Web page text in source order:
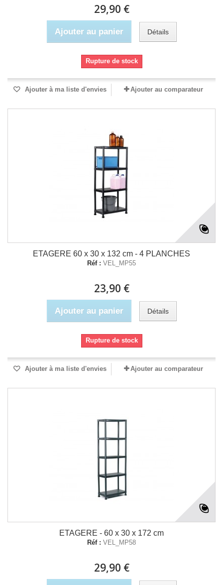
29,90 €
Ajouter au panier Détails
Rupture de stock
Ajouter à ma liste d'envies Ajouter au comparateur
ETAGERE 60 x 30 x 132 cm - 4 PLANCHES
Réf : VEL_MP55
23,90 €
Ajouter au panier Détails
Rupture de stock
Ajouter à ma liste d'envies Ajouter au comparateur
ETAGERE - 60 x 30 x 172 cm
Réf : VEL_MP58
29,90 €